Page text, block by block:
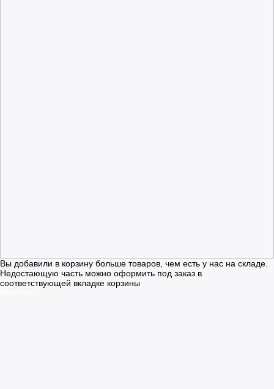
Вы добавили в корзину больше товаров, чем есть у нас на складе.
Недостающую часть можно оформить под заказ в
соответствующей вкладке корзины